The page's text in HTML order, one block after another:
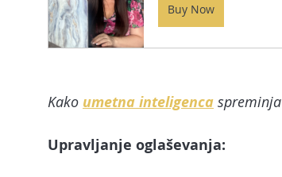
Buy Now
Kako umetna inteligenca
Upravljanje oglaševanja: